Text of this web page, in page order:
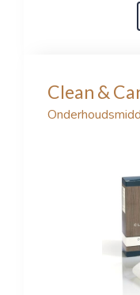
Clean &